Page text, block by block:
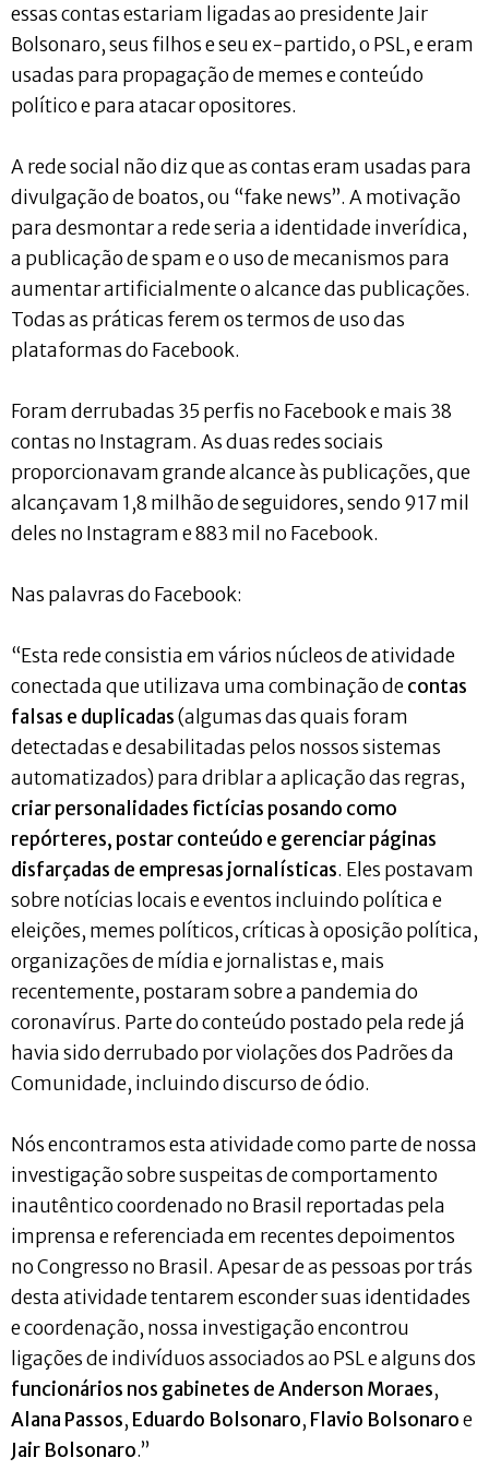
essas contas estariam ligadas ao presidente Jair
Bolsonaro, seus filhos e seu ex-partido, o PSL, e eram
usadas para propagação de memes e conteúdo
político e para atacar opositores.
A rede social não diz que as contas eram usadas para
divulgação de boatos, ou “fake news”. A motivação
para desmontar a rede seria a identidade inverídica,
a publicação de spam e o uso de mecanismos para
aumentar artificialmente o alcance das publicações.
Todas as práticas ferem os termos de uso das
plataformas do Facebook.
Foram derrubadas 35 perfis no Facebook e mais 38
contas no Instagram. As duas redes sociais
proporcionavam grande alcance às publicações, que
alcançavam 1,8 milhão de seguidores, sendo 917 mil
deles no Instagram e 883 mil no Facebook.
Nas palavras do Facebook:
“Esta rede consistia em vários núcleos de atividade
conectada que utilizava uma combinação decontas
falsas e duplicadas(algumas das quais foram
detectadas e desabilitadas pelos nossos sistemas
automatizados) para driblar a aplicação das regras,
criar personalidades fictícias posando como
repórteres, postar conteúdo e gerenciar páginas
disfarçadas de empresas jornalísticas. Eles postavam
sobre notícias locais e eventos incluindo política e
eleições, memes políticos, críticas à oposição política,
organizações de mídia e jornalistas e, mais
recentemente, postaram sobre a pandemia do
coronavírus. Parte do conteúdo postado pela rede já
havia sido derrubado por violações dos Padrões da
Comunidade, incluindo discurso de ódio.
Nós encontramos esta atividade como parte de nossa
investigação sobre suspeitas de comportamento
inautêntico coordenado no Brasil reportadas pela
imprensa e referenciada em recentes depoimentos
no Congresso no Brasil. Apesar de as pessoas por trás
desta atividade tentarem esconder suas identidades
e coordenação, nossa investigação encontrou
ligações de indivíduos associados ao PSL e alguns dos
funcionários nos gabinetes de Anderson Moraes,
Alana Passos, Eduardo Bolsonaro, Flavio Bolsonaroe
Jair Bolsonaro.”